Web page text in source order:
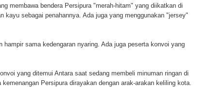
di Merauke
Craft Anniversary in Makassar
membawa bendera Persipura "merah-hitam" yang diikatkan di
kayu sebagai penahannya. Ada juga yang menggunakan "jersey"
hampir sama kedengaran nyaring. Ada juga peserta konvoi yang
yang ditemui Antara saat sedang membeli minuman ringan di
Persipura dirayakan dengan arak-arakan keliling kota.